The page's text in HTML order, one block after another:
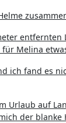
entfernten
Melina
ich fand es
Urlaub auf
der blanke